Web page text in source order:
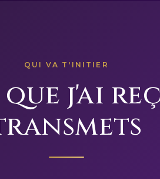
QUI VA T'INITIER
j'ai